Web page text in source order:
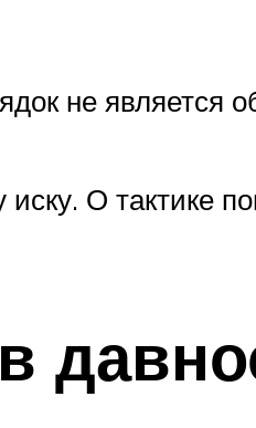
не является
О тактике